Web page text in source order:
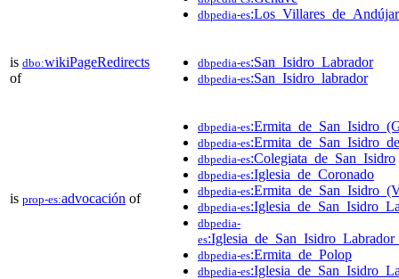
dbpedia-es:Los_Villares_de_Andújar
is dbo:wikiPageRedirects
of
dbpedia-es:San_Isidro_Labrador
dbpedia-es:San_Isidro_labrador
is prop-es:advocación of
dbpedia-es
dbpedia-es
dbpedia-es:Colegiata_de_San_Isidro
dbpedia-es:Iglesia_de_Coronado
dbpedia-es
dbpedia-es
dbpedia-
es
dbpedia-es:Ermita_de_Polop
dbpedia-es